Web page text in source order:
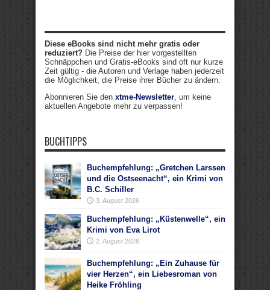
Diese eBooks sind nicht mehr gratis oder
reduziert? Die Preise der hier vorgestellten
Schnäppchen und Gratis-eBooks sind oft nur kurze
Zeit gültig - die Autoren und Verlage haben jederzeit
die Möglichkeit, die Preise ihrer Bücher zu ändern.
Abonnieren Sie den xtme-Newsletter, um keine
aktuellen Angebote mehr zu verpassen!
BUCHTIPPS
Buchempfehlung: „Gretchen Larssen
und die Ostseenacht“, ein Krimi von
B.C. Schiller
3. August 2026
Buchempfehlung: „Küstenwelle“, ein
Krimi von Eva Lirot
2. August 2026
Buchempfehlung: „Ein Zuhause für
vier Herzen“, ein Liebesroman von
Heike Fröhling